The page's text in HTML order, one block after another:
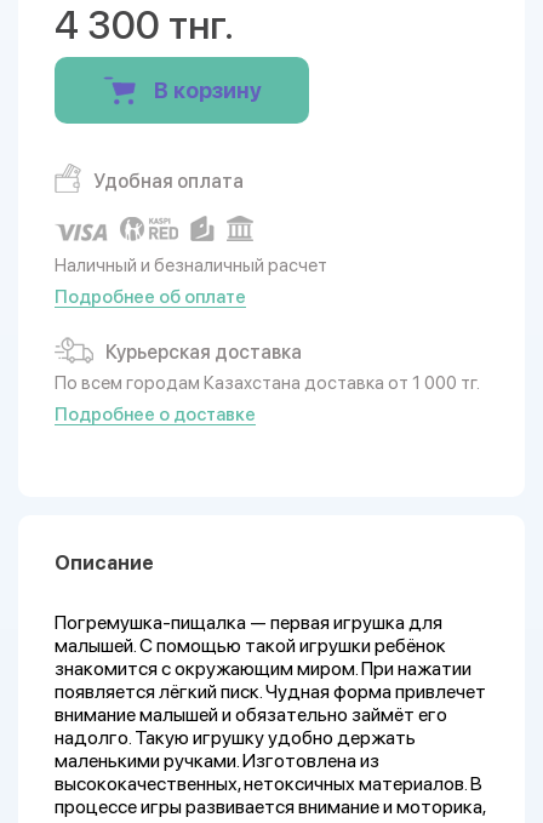
4 300 тнг.
В корзину
Удобная оплата
Наличный и безналичный расчет
Подробнее об оплате
Курьерская доставка
По всем городам Казахстана доставка от 1 000 тг.
Подробнее о доставке
Описание
Погремушка-пищалка — первая игрушка для
малышей. С помощью такой игрушки ребёнок
знакомится с окружающим миром. При нажатии
появляется лёгкий писк. Чудная форма привлечет
внимание малышей и обязательно займёт его
надолго. Такую игрушку удобно держать
маленькими ручками. Изготовлена из
высококачественных, нетоксичных материалов. В
процессе игры развивается внимание и моторика,